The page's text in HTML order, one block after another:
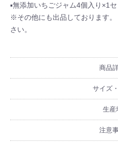
▪無添加いちごジャム4個入り×1セ
※その他にも出品しております
さい。
商品
サイズ
生産
注意